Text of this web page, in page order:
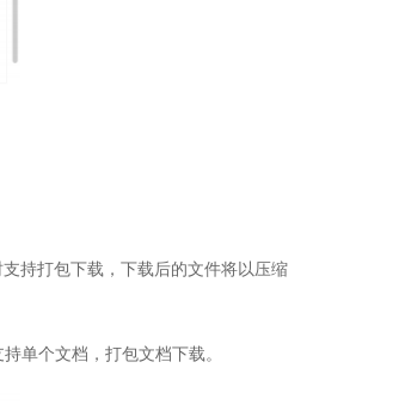
持打包下载，下载后的文件将以压缩
单个文档，打包文档下载。